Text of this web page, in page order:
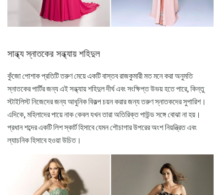
সান্ধ্য স্নাতকের সন্ধ্যায় শহিদুল
কুঁজো পোশাক প্রতিটি তরুণ মেয়ে একটি বাস্তব রাজকুমারী মত মনে করা অনুমতি
স্নাতকের পার্টির জন্য এই সন্ধ্যায় শহিদুল দীর্ঘ এবং সংক্ষিপ্ত উভয় হতে পারে, কিন্তু
স্টাইলিস্ট নিজেদের জন্য আধুনিক বিকল্প চয়ন করার জন্য তরুণ স্নাতকদের সুপারিশ।
এদিকে, মহিলাদের পায়ে নাক কেবল যখন তারা অতিরিক্ত পাউন্ড সঙ্গে বোঝা না হয়।
প্রধান শব্দের একটি লিশ স্কার্ট হিসাবে যেমন শৌচাগার উপরের অংশ নিয়ন্ত্রিত এবং
ল্যাচনিক হিসাবে হওয়া উচিত।